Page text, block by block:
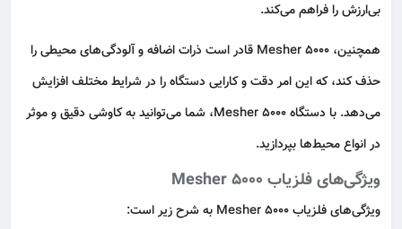
بی‌ارزش را فراهم می‌کند.
همچنین، Mesher 5000 قادر است ذرات اضافه و آلودگی‌های محیطی را
حذف کند، که این امر دقت و کارایی دستگاه را در شرایط مختلف افزایش
می‌دهد. با دستگاه Mesher 5000، شما می‌توانید به کاوشی دقیق و موثر
در انواع محیط‌ها بپردازید.
ویژگی‌های فلزیاب Mesher 5000
ویژگی‌های فلزیاب Mesher 5000 به شرح زیر است: